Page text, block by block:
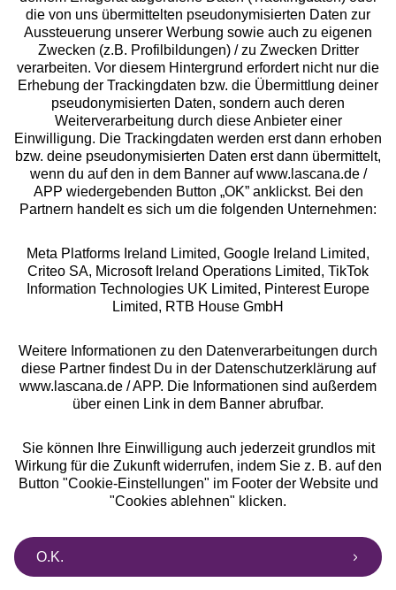
Services
Beratung
Über uns
Rechtliches
Alle Preise inkl. MwSt., zzgl.
Versandkosten
** Bonität vorausgesetzt, berechtigt zur Bonitätsprüfung
die von uns übermittelten pseudonymisierten Daten zur
Aussteuerung unserer Werbung sowie auch zu eigenen
Zwecken (z.B. Profilbildungen) / zu Zwecken Dritter
verarbeiten. Vor diesem Hintergrund erfordert nicht nur die
Erhebung der Trackingdaten bzw. die Übermittlung deiner
pseudonymisierten Daten, sondern auch deren
Weiterverarbeitung durch diese Anbieter einer
Einwilligung. Die Trackingdaten werden erst dann erhoben
bzw. deine pseudonymisierten Daten erst dann übermittelt,
wenn du auf den in dem Banner auf www.lascana.de /
APP wiedergebenden Button „OK” anklickst. Bei den
Partnern handelt es sich um die folgenden Unternehmen:
Meta Platforms Ireland Limited, Google Ireland Limited,
Criteo SA, Microsoft Ireland Operations Limited, TikTok
Information Technologies UK Limited, Pinterest Europe
Limited, RTB House GmbH
Weitere Informationen zu den Datenverarbeitungen durch
diese Partner findest Du in der Datenschutzerklärung auf
www.lascana.de / APP. Die Informationen sind außerdem
über einen Link in dem Banner abrufbar.
Sie können Ihre Einwilligung auch jederzeit grundlos mit
Wirkung für die Zukunft widerrufen, indem Sie z. B. auf den
Button "Cookie-Einstellungen" im Footer der Website und
"Cookies ablehnen" klicken.
O.K.